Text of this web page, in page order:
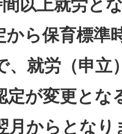
以上就労と
から保育標準
、就労（申立
定が変更とな
月からとなり